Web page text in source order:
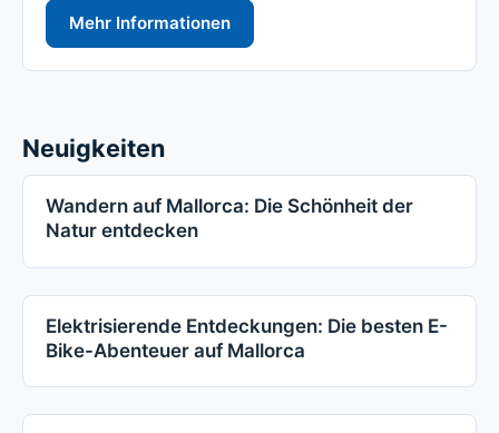
Mehr Informationen
Neuigkeiten
Wandern auf Mallorca: Die Schönheit der
Natur entdecken
Elektrisierende Entdeckungen: Die besten E-
Bike-Abenteuer auf Mallorca